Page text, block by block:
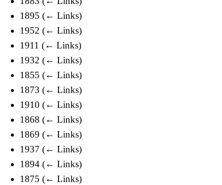
1895 (← Links)
1952 (← Links)
1911 (← Links)
1932 (← Links)
1855 (← Links)
1873 (← Links)
1910 (← Links)
1868 (← Links)
1869 (← Links)
1937 (← Links)
1894 (← Links)
1875 (← Links)